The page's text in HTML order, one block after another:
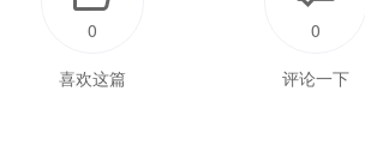
喜欢这篇
0
评论一下
0